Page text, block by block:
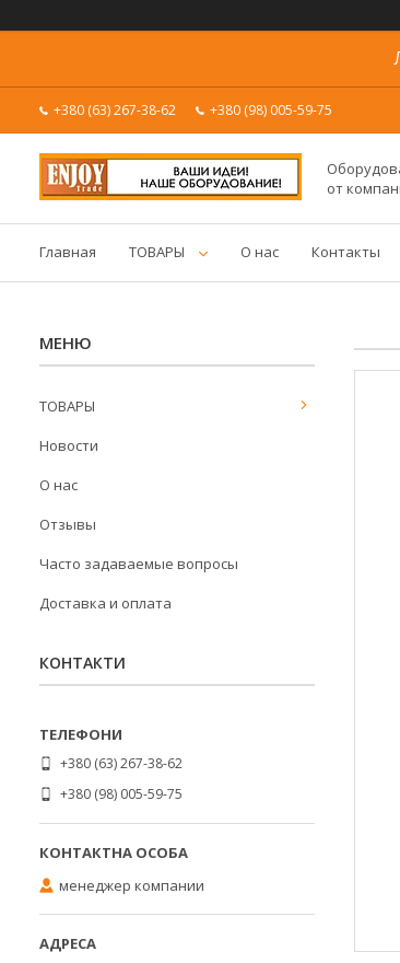
+380 (63) 267-38-62 +380 (98) 005-59-75
от
Главная ТОВАРЫ О нас Контакты
ТОВАРЫ
Новости
О нас
Отзывы
Часто задаваемые вопросы
Доставка и оплата
КОНТАКТИ
+380 (63) 267-38-62
+380 (98) 005-59-75
менеджер компании